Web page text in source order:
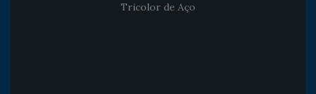
Tricolor de Aço